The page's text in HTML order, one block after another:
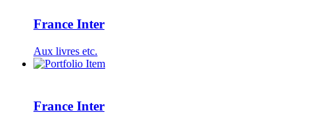
France Inter
Aux livres etc.
France Inter